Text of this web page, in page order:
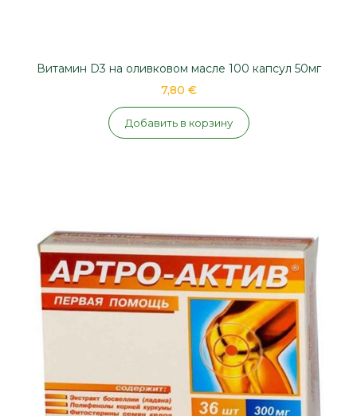
Витамин D3 на оливковом масле 100 капсул 50мг
7,80 €
Добавить в корзину